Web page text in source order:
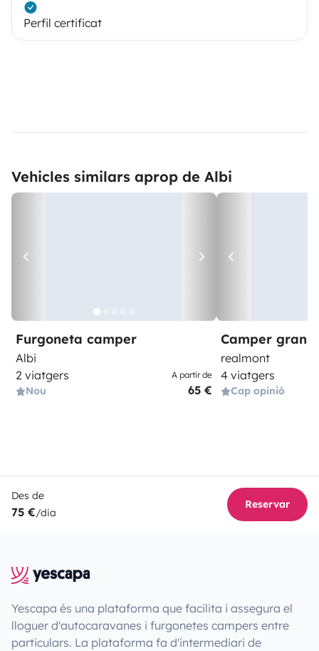
Perfil certificat
Vehicles similars aprop de Albi
Furgoneta camper
Albi
2 viatgers
Nou
A partir de
65 €
Camper gran
realmont
4 viatgers
Cap opinió
Des de
75 €/dia
Reservar
Yescapa és una plataforma que facilita i assegura el
lloguer d'autocaravanes i furgonetes campers entre
particulars. La plataforma fa d'intermediari de